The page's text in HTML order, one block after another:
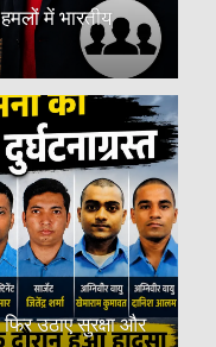
में भारतीय
उठाए सुरक्षा और